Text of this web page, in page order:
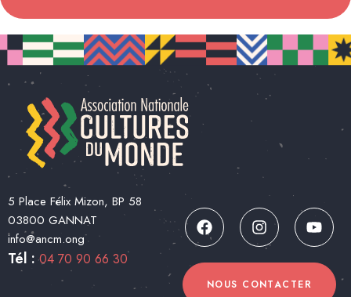
5 Place Félix Mizon, BP 58
03800 GANNAT
info@ancm.ong
Tél :04 70 90 66 30
NOUS CONTACTER